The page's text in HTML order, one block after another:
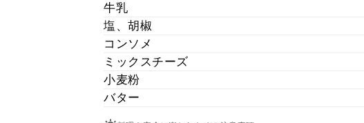
牛乳
塩、胡椒
コンソメ
ミックスチーズ
小麦粉
バター